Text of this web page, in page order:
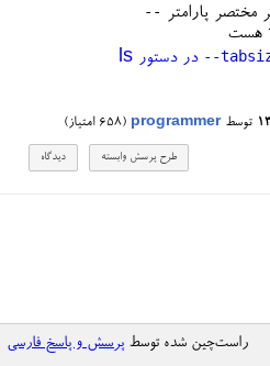
مختصر پارامتر
--
هست
-- در دستور ls
توسطprogrammer
(
658 امتیاز)
راست‌چین شده توسط پرسش و پاسخ فارسی